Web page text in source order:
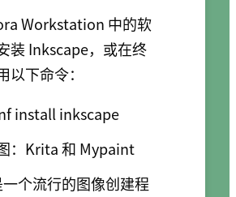
Workstation 中的软
装 Inkscape，或在终
以下命令：
install inkscape
：Krita 和 Mypaint
一个流行的图像创建程